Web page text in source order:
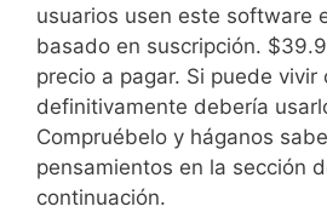
usuarios usen este software
basado en suscripción.
precio a pagar. Si puede vivir
definitivamente debería
Compruébelo y háganos
pensamientos en la sección
continuación.